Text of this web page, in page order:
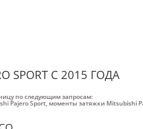
SPORT С 2015 ГОДА
по следующим запросам:
Pajero Sport, моменты затяжки Mitsubishi